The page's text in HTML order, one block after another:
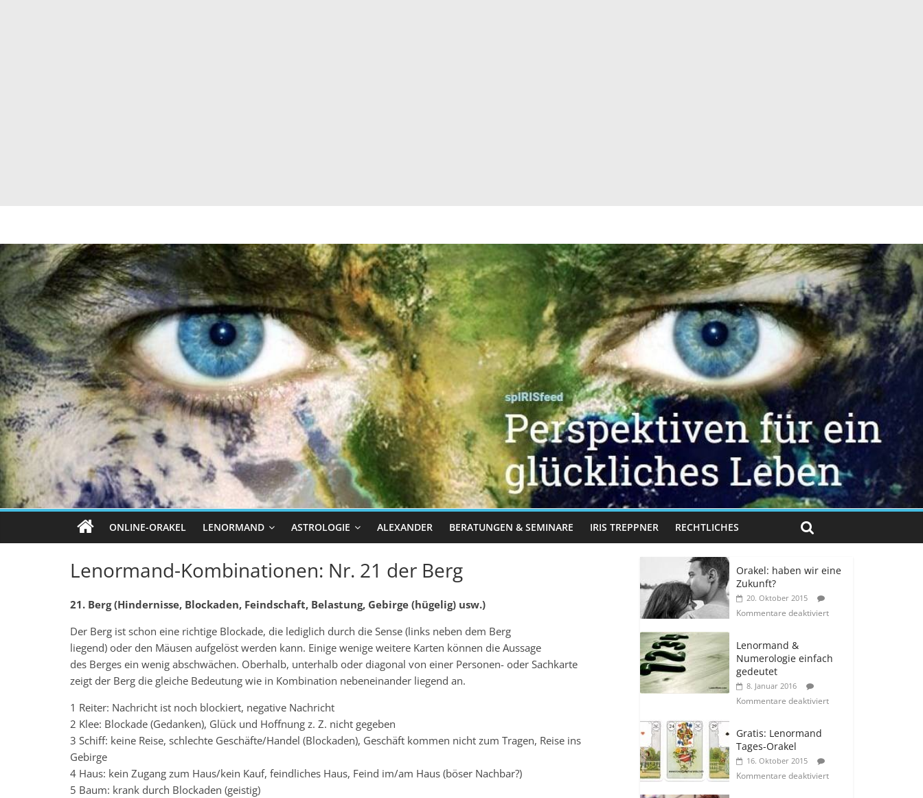
ONLINE-ORAKEL LENORMAND ASTROLOGIE ALEXANDER BERATUNGEN & SEMINARE IRIS TREPPNER RECHTLICHES
Lenormand-Kombinationen: Nr. 21 der Berg
21. Berg (Hindernisse, Blockaden, Feindschaft, Belastung, Gebirge (hügelig) usw.)
Der Berg ist schon eine richtige Blockade, die lediglich durch die Sense (links neben dem Berg
liegend) oder den Mäusen aufgelöst werden kann. Einige wenige weitere Karten können die Aussage
des Berges ein wenig abschwächen. Oberhalb, unterhalb oder diagonal von einer Personen- oder Sachkarte
zeigt der Berg die gleiche Bedeutung wie in Kombination nebeneinander liegend an.
1 Reiter: Nachricht ist noch blockiert, negative Nachricht
2 Klee: Blockade (Gedanken), Glück und Hoffnung z. Z. nicht gegeben
3 Schiff: keine Reise, schlechte Geschäfte/Handel (Blockaden), Geschäft kommen nicht zum Tragen, Reise ins
Gebirge
4 Haus: kein Zugang zum Haus/kein Kauf, feindliches Haus, Feind im/am Haus (böser Nachbar?)
5 Baum: krank durch Blockaden (geistig)
Orakel: haben wir eine
Zukunft?
20. Oktober 2015
Kommentare deaktiviert
Lenormand &
Numerologie einfach
gedeutet
8. Januar 2016
Kommentare deaktiviert
Gratis: Lenormand
Tages-Orakel
16. Oktober 2015
Kommentare deaktiviert